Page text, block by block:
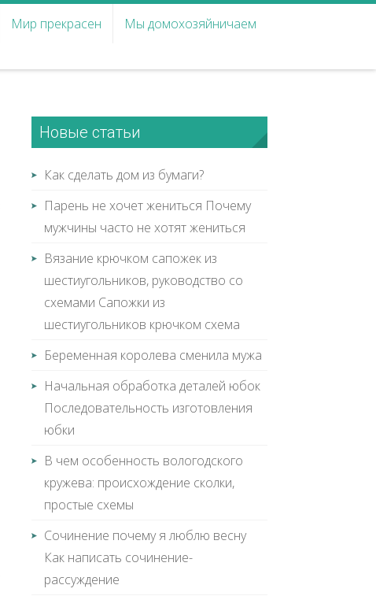
Мир прекрасен Мы домохозяйничаем
Новые статьи
Как сделать дом из бумаги?
Парень не хочет жениться Почему
мужчины часто не хотят жениться
Вязание крючком сапожек из
шестиугольников, руководство со
схемами Сапожки из
шестиугольников крючком схема
Беременная королева сменила мужа
Начальная обработка деталей юбок
Последовательность изготовления
юбки
В чем особенность вологодского
кружева: происхождение сколки,
простые схемы
Сочинение почему я люблю весну
Как написать сочинение-
рассуждение